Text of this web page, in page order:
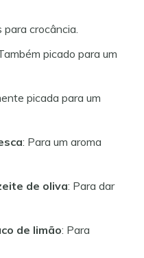
crocância.
picado para um
picada para um
: Para um aroma
de oliva: Para dar
de limão: Para